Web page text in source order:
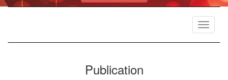
Toggle
Publication